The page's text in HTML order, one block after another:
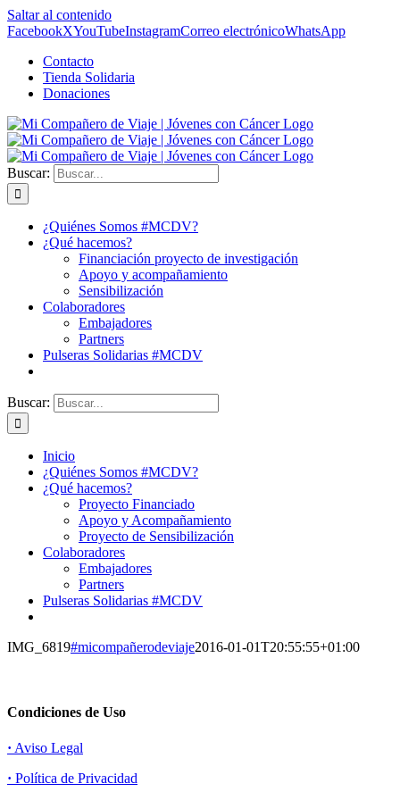
Saltar al contenido
FacebookXYouTubeInstagramCorreo electrónicoWhatsApp
Contacto
Tienda Solidaria
Donaciones
Buscar:
¿Quiénes Somos #MCDV?
¿Qué hacemos?
Financiación proyecto de investigación
Apoyo y acompañamiento
Sensibilización
Colaboradores
Embajadores
Partners
Pulseras Solidarias #MCDV
Buscar:
Inicio
¿Quiénes Somos #MCDV?
¿Qué hacemos?
Proyecto Financiado
Apoyo y Acompañamiento
Proyecto de Sensibilización
Colaboradores
Embajadores
Partners
Pulseras Solidarias #MCDV
IMG_6819#micompañerodeviaje2016-01-01T20:55:55+01:00
Condiciones de Uso
· Aviso Legal
· Política de Privacidad